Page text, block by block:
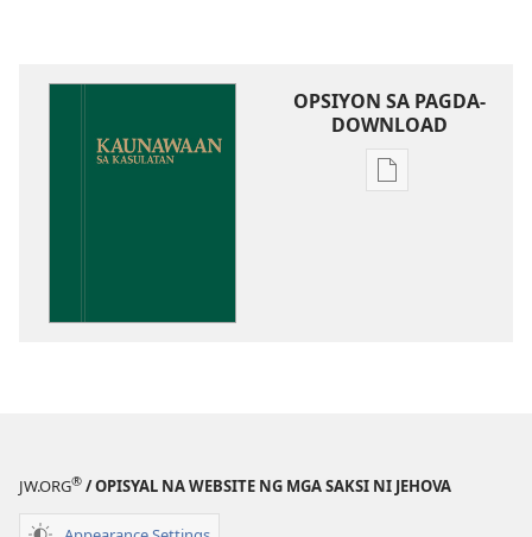
OPSIYON SA PAGDA-
DOWNLOAD
Opsiyon
JW.ORG® / OPISYAL NA WEBSITE NG MGA SAKSI NI JEHOVA